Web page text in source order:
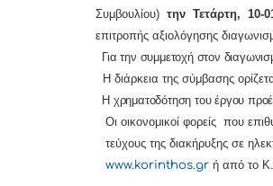
Συμβουλίου) την Τετάρτη, 10-
επιτροπής αξιολόγησης
Για την συμμετοχή στον
Η διάρκεια της σύμβασης
Η χρηματοδότηση του έργου
Οι οικονομικοί φορείς που
τεύχους της διακήρυξης σε
www.korinthos.gr ή από το